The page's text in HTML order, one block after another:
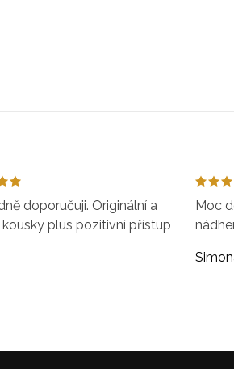
doporučuji. Originální a
plus pozitivní přístup
Moc